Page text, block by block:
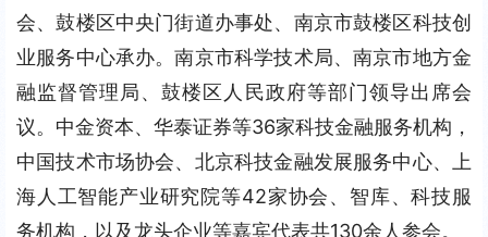
会、鼓楼区中央门街道办事处、南京市鼓楼区科技创
业服务中心承办。南京市科学技术局、南京市地方金
融监督管理局、鼓楼区人民政府等部门领导出席会
议。中金资本、华泰证券等36家科技金融服务机构，
中国技术市场协会、北京科技金融发展服务中心、上
海人工智能产业研究院等42家协会、智库、科技服
务机构，以及龙头企业等嘉宾代表共130余人参会。